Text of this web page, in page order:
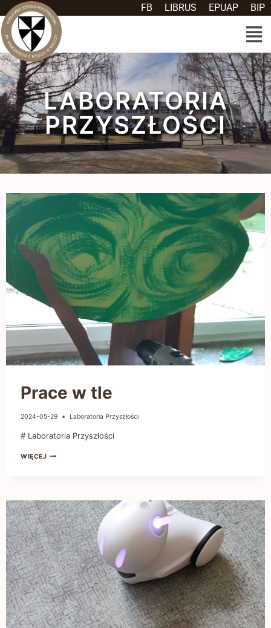
FB LIBRUS EPUAP BIP
LABORATORIA
PRZYSZŁOŚCI
Prace w tle
2024-05-29 Laboratoria Przyszłości
# Laboratoria Przyszłości
WIĘCEJ